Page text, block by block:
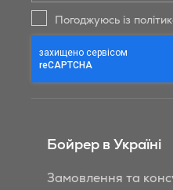
новини
та
Бойрер:
Погоджуюсь із
Бойрер в Україні
Замовлення та